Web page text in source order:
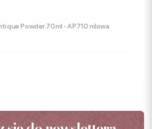
Powder 70ml - AP710 nilowa